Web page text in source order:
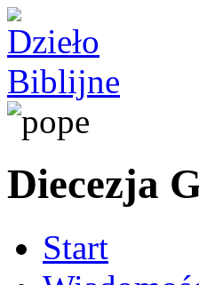
Diecezja
Start